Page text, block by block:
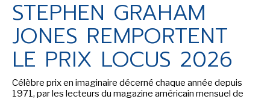
CINÉMA ET SÉRIES
STEPHEN GRAHAM
JONES REMPORTENT
LE PRIX LOCUS 2026
Célèbre prix en imaginaire décerné chaque année depuis
1971, par les lecteurs du magazine américain mensuel de